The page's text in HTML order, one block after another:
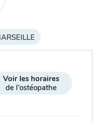
Voir les horaires
de l'ostéopathe